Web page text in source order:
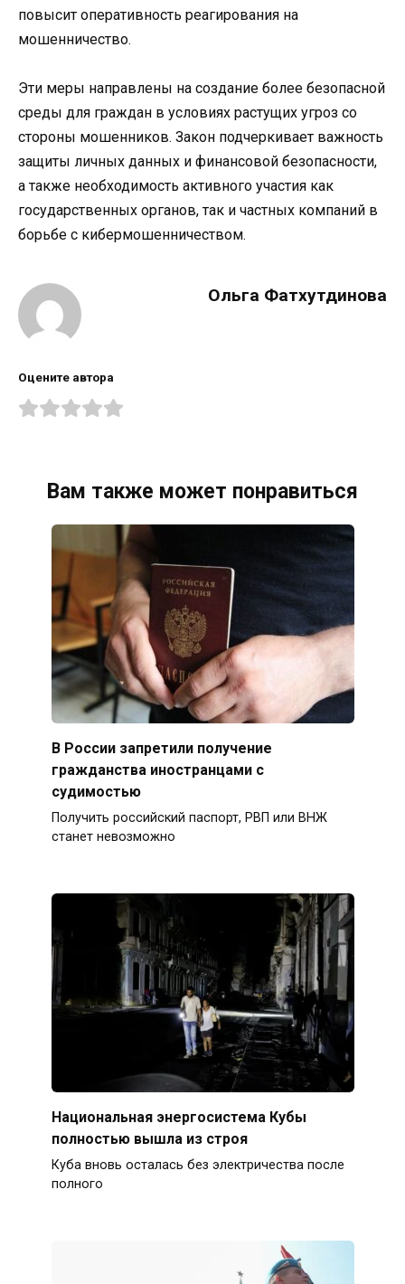
повысит оперативность реагирования на
мошенничество.
Эти меры направлены на создание более безопасной
среды для граждан в условиях растущих угроз со
стороны мошенников. Закон подчеркивает важность
защиты личных данных и финансовой безопасности,
а также необходимость активного участия как
государственных органов, так и частных компаний в
борьбе с кибермошенничеством.
Ольга Фатхутдинова
Оцените автора
Вам также может понравиться
В России запретили получение
гражданства иностранцами с
судимостью
Получить российский паспорт, РВП или ВНЖ
станет невозможно
Национальная энергосистема Кубы
полностью вышла из строя
Куба вновь осталась без электричества после
полного